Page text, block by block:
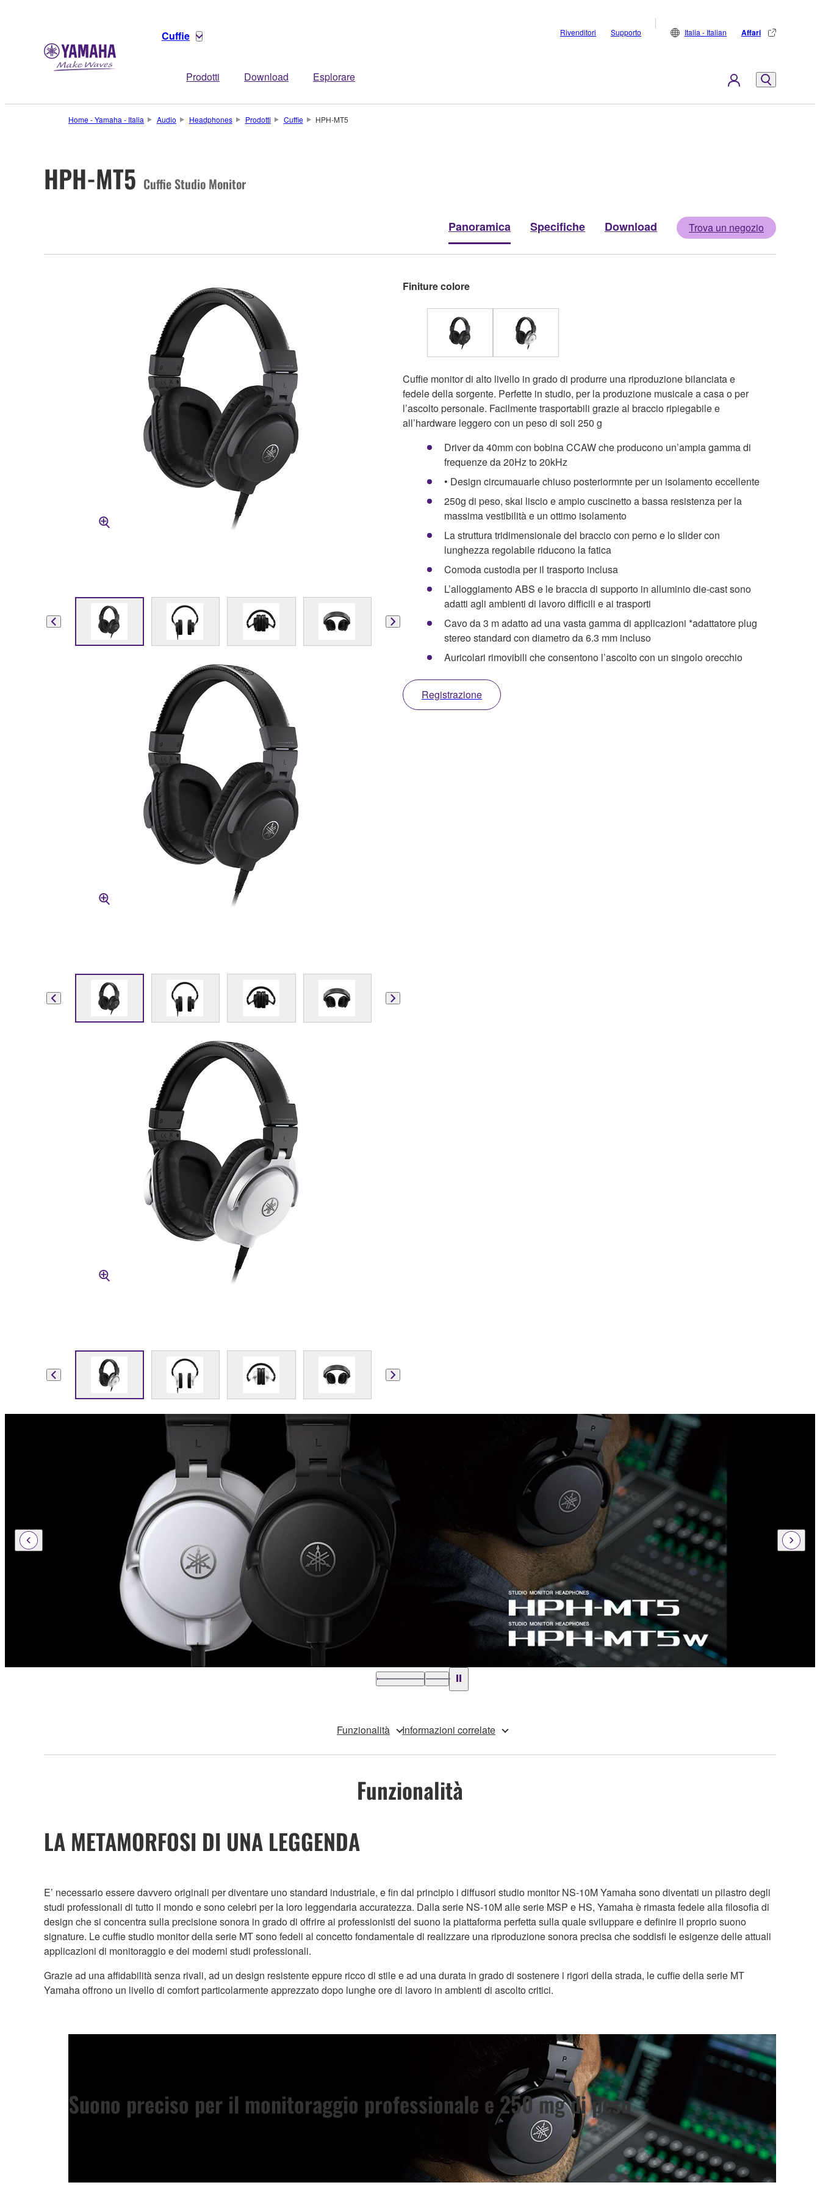
Cuffie
Prodotti Download Esplorare
Rivenditori Supporto Italia - Italian Affari
Home - Yamaha - Italia Audio Headphones Prodotti Cuffie HPH-MT5
HPH-MT5 Cuffie Studio Monitor
Panoramica Specifiche Download Trova un negozio
Finiture colore
Cuffie monitor di alto livello in grado di produrre una riproduzione bilanciata e
fedele della sorgente. Perfette in studio, per la produzione musicale a casa o per
l’ascolto personale. Facilmente trasportabili grazie al braccio ripiegabile e
all’hardware leggero con un peso di soli 250 g
Driver da 40mm con bobina CCAW che producono un’ampia gamma di
frequenze da 20Hz to 20kHz
• Design circumauarle chiuso posteriormnte per un isolamento eccellente
250g di peso, skai liscio e ampio cuscinetto a bassa resistenza per la
massima vestibilità e un ottimo isolamento
La struttura tridimensionale del braccio con perno e lo slider con
lunghezza regolabile riducono la fatica
Comoda custodia per il trasporto inclusa
L’alloggiamento ABS e le braccia di supporto in alluminio die-cast sono
adatti agli ambienti di lavoro difficili e ai trasporti
Cavo da 3 m adatto ad una vasta gamma di applicazioni *adattatore plug
stereo standard con diametro da 6.3 mm incluso
Auricolari rimovibili che consentono l’ascolto con un singolo orecchio
Registrazione
Funzionalità Informazioni correlate
Funzionalità
LA METAMORFOSI DI UNA LEGGENDA
E’ necessario essere davvero originali per diventare uno standard industriale, e fin dal principio i diffusori studio monitor NS-10M Yamaha sono diventati un pilastro degli
studi professionali di tutto il mondo e sono celebri per la loro leggendaria accuratezza. Dalla serie NS-10M alle serie MSP e HS, Yamaha è rimasta fedele alla filosofia di
design che si concentra sulla precisione sonora in grado di offrire ai professionisti del suono la piattaforma perfetta sulla quale sviluppare e definire il proprio suono
signature. Le cuffie studio monitor della serie MT sono fedeli al concetto fondamentale di realizzare una riproduzione sonora precisa che soddisfi le esigenze delle attuali
applicazioni di monitoraggio e dei moderni studi professionali.
Grazie ad una affidabilità senza rivali, ad un design resistente eppure ricco di stile e ad una durata in grado di sostenere i rigori della strada, le cuffie della serie MT
Yamaha offrono un livello di comfort particolarmente apprezzato dopo lunghe ore di lavoro in ambienti di ascolto critici.
Suono preciso per il monitoraggio professionale e 250 mg di peso